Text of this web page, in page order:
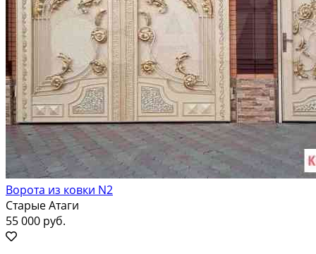
Ворота из ковки N2
Старые Атаги
55 000 руб.